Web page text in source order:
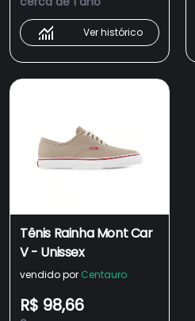
Ver histórico
Tênis Rainha Mont Car
V - Unissex
vendido por Centauro
R$ 98,66